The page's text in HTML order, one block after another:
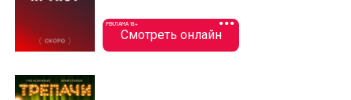
•••
РЕКЛАМА 18+
Смотреть онлайн